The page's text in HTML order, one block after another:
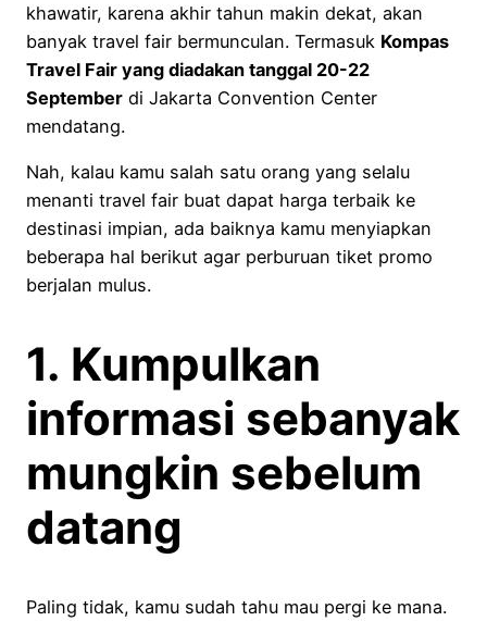
khawatir, karena akhir tahun makin dekat, akan
banyak travel fair bermunculan. Termasuk Kompas
Travel Fair yang diadakan tanggal 20-22
September di Jakarta Convention Center
mendatang.
Nah, kalau kamu salah satu orang yang selalu
menanti travel fair buat dapat harga terbaik ke
destinasi impian, ada baiknya kamu menyiapkan
beberapa hal berikut agar perburuan tiket promo
berjalan mulus.
1. Kumpulkan
informasi sebanyak
mungkin sebelum
datang
Paling tidak, kamu sudah tahu mau pergi ke mana.